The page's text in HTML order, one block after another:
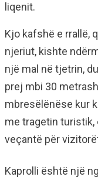
liqenit.
Kjo kafshë e rrallë,
njeriut, kishte
një mal në tjetrin,
prej mbi 30
mbresëlënëse kur
me tragetin
veçantë për
Kaprolli është një